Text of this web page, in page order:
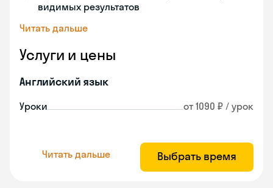
видимых результатов
Читать дальше
Услуги и цены
Английский язык
Уроки от 1090 ₽ / урок
Читать дальше Выбрать время